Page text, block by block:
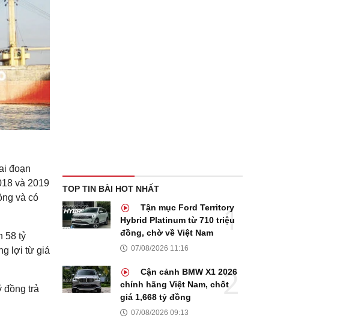
đoạn
và 2019
và có
58 tỷ
lợi từ giá
đồng trả
TOP TIN BÀI HOT NHẤT
Tận mục Ford Territory
Hybrid Platinum từ 710 triệu
đồng, chờ về Việt Nam
07/08/2026 11:16
Cận cảnh BMW X1 2026
chính hãng Việt Nam, chốt
giá 1,668 tỷ đồng
07/08/2026 09:13